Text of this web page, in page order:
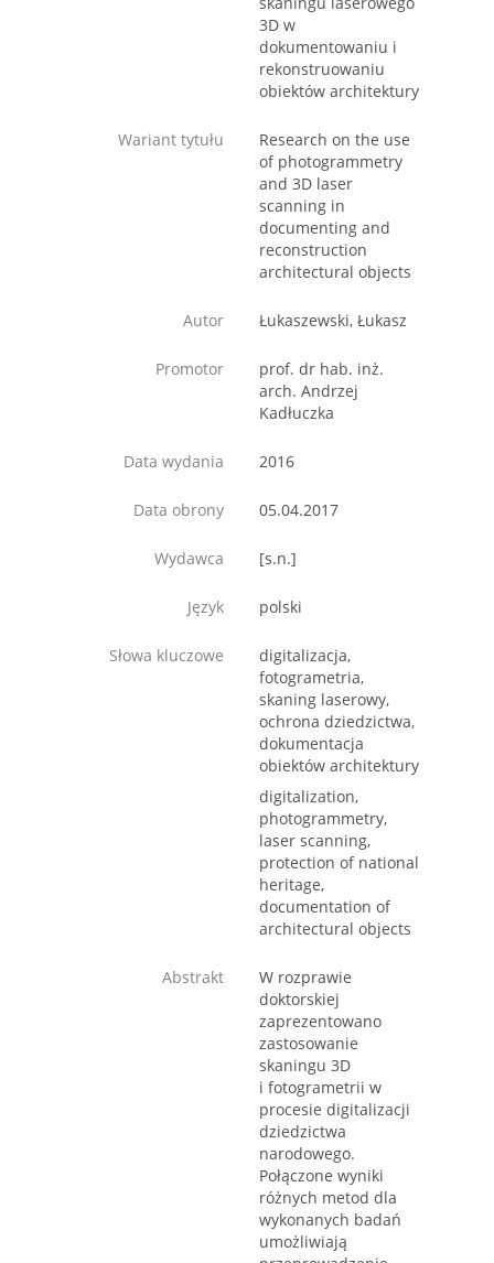
3D w
dokumentowaniu i
rekonstruowaniu
obiektów architektury
Wariant tytułu
Research on the use
of photogrammetry
and 3D laser
scanning in
documenting and
reconstruction
architectural objects
Autor Łukaszewski, Łukasz
Promotor
prof. dr hab. inż.
arch. Andrzej
Kadłuczka
Data wydania 2016
Data obrony 05.04.2017
Wydawca [s.n.]
Język polski
Słowa kluczowe
digitalizacja,
fotogrametria,
skaning laserowy,
ochrona dziedzictwa,
dokumentacja
obiektów architektury
digitalization,
photogrammetry,
laser scanning,
protection of national
heritage,
documentation of
architectural objects
Abstrakt
W rozprawie
doktorskiej
zaprezentowano
zastosowanie
skaningu 3D
i fotogrametrii w
procesie digitalizacji
dziedzictwa
narodowego.
Połączone wyniki
różnych metod dla
wykonanych badań
umożliwiają